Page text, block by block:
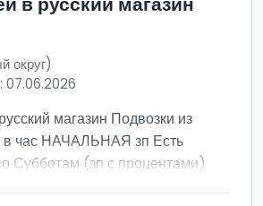
округ)
07.06.2026
магазин Подвозки из
час НАЧАЛЬНАЯ зп Есть
Субботам (зп с процентами)